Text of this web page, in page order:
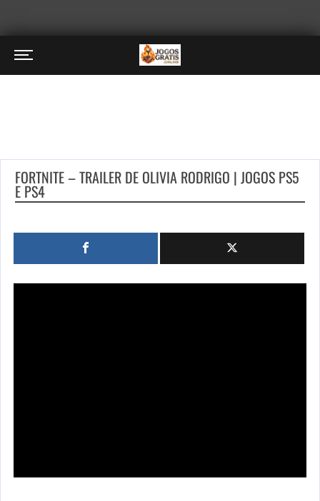
FORTNITE – TRAILER DE OLIVIA RODRIGO | JOGOS PS5
E PS4